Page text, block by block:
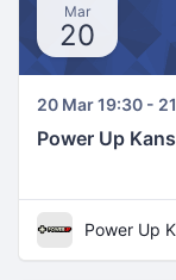
Mar
20
20 Mar 19:30 -
Power Up
Power Up